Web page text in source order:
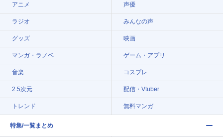
アニメ 声優
ラジオ みんなの声
グッズ 映画
マンガ・ラノベ ゲーム・アプリ
音楽 コスプレ
2.5次元 配信・Vtuber
トレンド 無料マンガ
特集/一覧まとめ